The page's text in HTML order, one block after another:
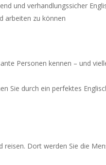
und verhandlungssicher
arbeiten zu können
Personen kennen – und
Sie durch ein perfektes
reisen. Dort werden Sie die